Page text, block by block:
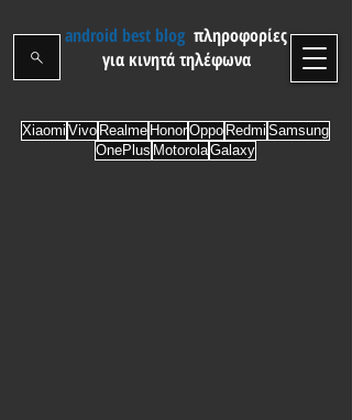
android best blog πληροφορίες
για κινητά τηλέφωνα
Xiaomi Vivo Realme HonorOppo Redmi Samsung
OnePlus MotorolaGalaxy